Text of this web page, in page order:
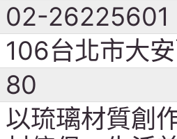
02-26225601
106台北市大
80
以琉璃材質創